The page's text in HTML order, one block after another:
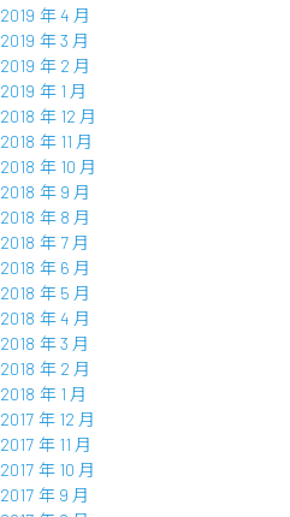
2019 年 4 月
2019 年 3 月
2019 年 2 月
2019 年 1 月
2018 年 12 月
2018 年 11 月
2018 年 10 月
2018 年 9 月
2018 年 8 月
2018 年 7 月
2018 年 6 月
2018 年 5 月
2018 年 4 月
2018 年 3 月
2018 年 2 月
2018 年 1 月
2017 年 12 月
2017 年 11 月
2017 年 10 月
2017 年 9 月